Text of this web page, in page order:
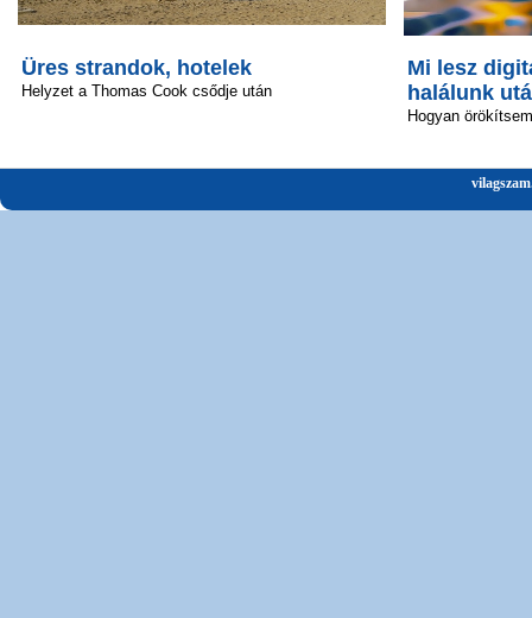
Üres strandok, hotelek
Helyzet a Thomas Cook csődje után
Mi lesz
halálunk
Hogyan